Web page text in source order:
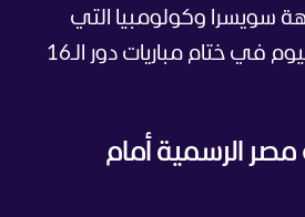
سويسرا وكولومبيا التي
تُلعب لاحقًا مساء اليوم في ختام مباريات دور الـ16
الرسمية أمام